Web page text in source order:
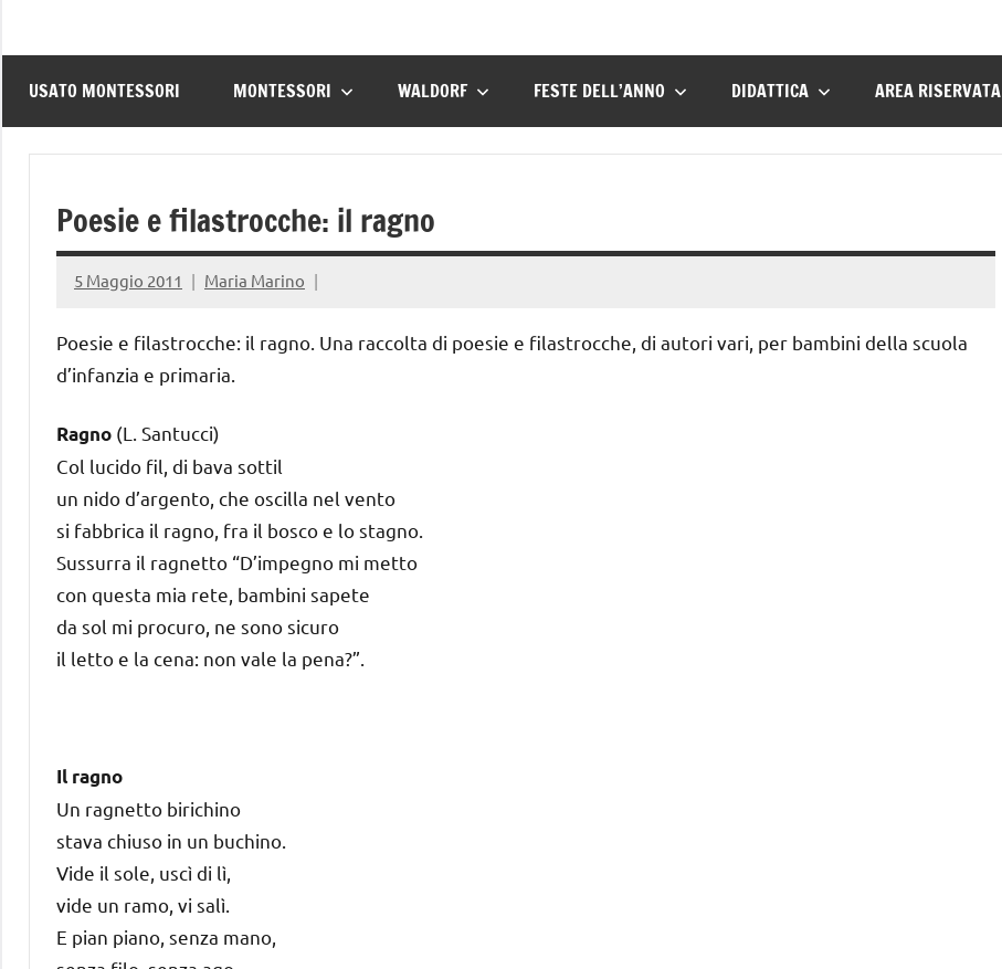
USATO MONTESSORI MONTESSORI WALDORF FESTE DELL’ANNO DIDATTICA AREA RISERVATA
Poesie e filastrocche: il ragno
5 Maggio 2011 Maria Marino
Poesie e filastrocche: il ragno. Una raccolta di poesie e filastrocche, di autori vari, per bambini della scuola
d’infanzia e primaria.
Ragno (L. Santucci)
Col lucido fil, di bava sottil
un nido d’argento, che oscilla nel vento
si fabbrica il ragno, fra il bosco e lo stagno.
Sussurra il ragnetto “D’impegno mi metto
con questa mia rete, bambini sapete
da sol mi procuro, ne sono sicuro
il letto e la cena: non vale la pena?”.
Il ragno
Un ragnetto birichino
stava chiuso in un buchino.
Vide il sole, uscì di lì,
vide un ramo, vi salì.
E pian piano, senza mano,